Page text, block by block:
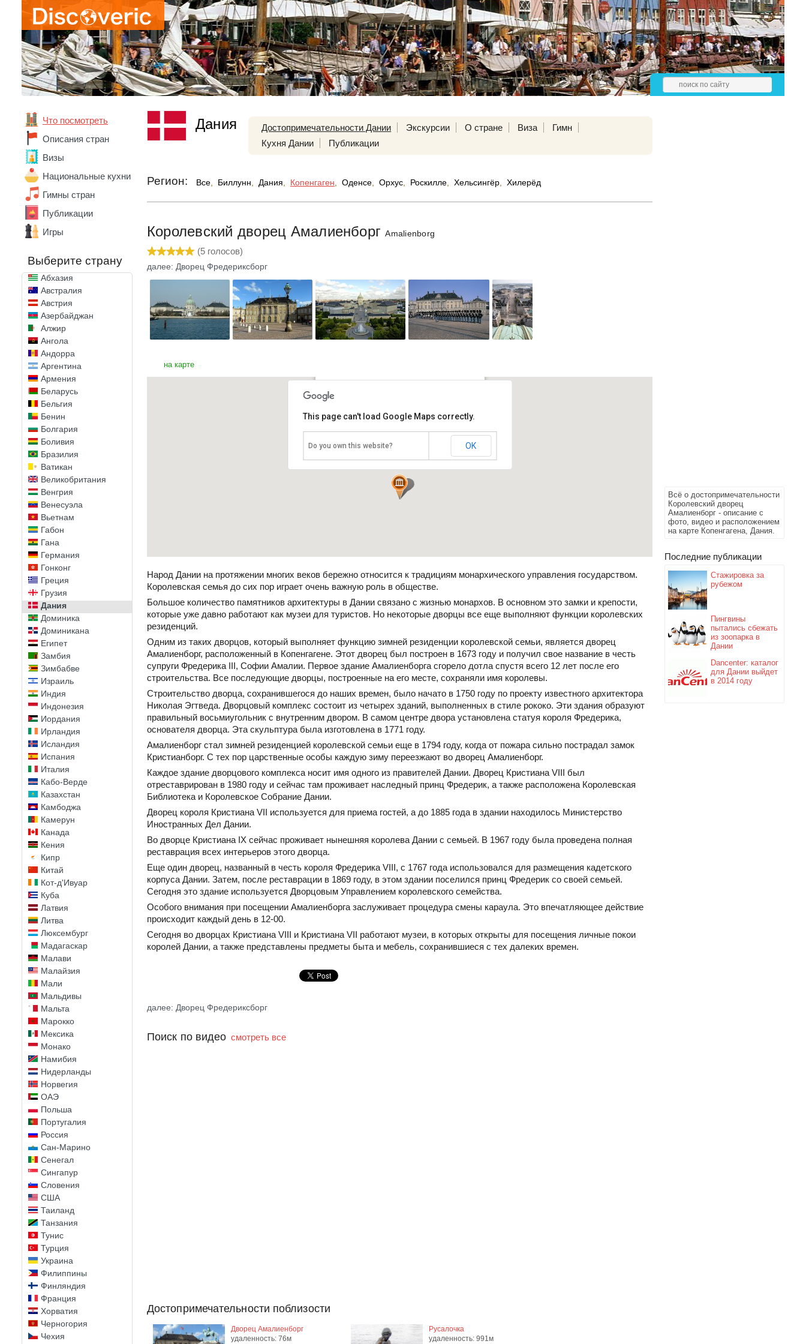
Что посмотреть
Описания стран
Визы
Национальные кухни
Гимны стран
Публикации
Игры
Выберите страну
Абхазия
Австралия
Австрия
Азербайджан
Алжир
Ангола
Андорра
Аргентина
Армения
Беларусь
Бельгия
Бенин
Болгария
Боливия
Бразилия
Ватикан
Великобритания
Венгрия
Венесуэла
Вьетнам
Габон
Гана
Германия
Гонконг
Греция
Грузия
Дания
Доминика
Доминикана
Египет
Замбия
Зимбабве
Израиль
Индия
Индонезия
Иордания
Ирландия
Исландия
Испания
Италия
Кабо-Верде
Казахстан
Камбоджа
Камерун
Канада
Кения
Кипр
Китай
Кот-д'Ивуар
Куба
Латвия
Литва
Люксембург
Мадагаскар
Малави
Малайзия
Мали
Мальдивы
Мальта
Марокко
Мексика
Монако
Намибия
Нидерланды
Норвегия
ОАЭ
Польша
Португалия
Россия
Сан-Марино
Сенегал
Сингапур
Словения
США
Таиланд
Танзания
Тунис
Турция
Украина
Филиппины
Финляндия
Франция
Хорватия
Черногория
Чехия
Всё о достопримечательности
Королевский дворец
Амалиенборг - описание с
фото, видео и расположением
на карте Копенгагена, Дания.
Последние публикации
Стажировка за
рубежом
Пингвины
пытались сбежать
из зоопарка в
Дании
Dancenter: каталог
для Дании выйдет
в 2014 году
Дания Достопримечательности Дании Экскурсии О стране Виза
Гимн
Кухня Дании
Публикации
Регион: Все Биллунн Дания Копенгаген Оденсе Орхус Роскилле Хельсингёр Хилерёд
Королевский дворец АмалиенборгAmalienborg
(5 голосов)
далее: Дворец Фредериксборг
на карте
Амалиенборг
This page can't load Google Maps correctly.
Do you own this website? OK
Народ Дании на протяжении многих веков бережно относится к традициям монархического управления государством.
Королевская семья до сих пор играет очень важную роль в обществе.
Большое количество памятников архитектуры в Дании связано с жизнью монархов. В основном это замки и крепости,
которые уже давно работают как музеи для туристов. Но некоторые дворцы все еще выполняют функции королевских
резиденций.
Одним из таких дворцов, который выполняет функцию зимней резиденции королевской семьи, является дворец
Амалиенборг, расположенный в Копенгагене. Этот дворец был построен в 1673 году и получил свое название в честь
супруги Фредерика III, Софии Амалии. Первое здание Амалиенборга сгорело дотла спустя всего 12 лет после его
строительства. Все последующие дворцы, построенные на его месте, сохраняли имя королевы.
Строительство дворца, сохранившегося до наших времен, было начато в 1750 году по проекту известного архитектора
Николая Эгтведа. Дворцовый комплекс состоит из четырех зданий, выполненных в стиле рококо. Эти здания образуют
правильный восьмиугольник с внутренним двором. В самом центре двора установлена статуя короля Фредерика,
основателя дворца. Эта скульптура была изготовлена в 1771 году.
Амалиенборг стал зимней резиденцией королевской семьи еще в 1794 году, когда от пожара сильно пострадал замок
Кристианборг. С тех пор царственные особы каждую зиму переезжают во дворец Амалиенборг.
Каждое здание дворцового комплекса носит имя одного из правителей Дании. Дворец Кристиана VIII был
отреставрирован в 1980 году и сейчас там проживает наследный принц Фредерик, а также расположена Королевская
Библиотека и Королевское Собрание Дании.
Дворец короля Кристиана VII используется для приема гостей, а до 1885 года в здании находилось Министерство
Иностранных Дел Дании.
Во дворце Кристиана IX сейчас проживает нынешняя королева Дании с семьей. В 1967 году была проведена полная
реставрация всех интерьеров этого дворца.
Еще один дворец, названный в честь короля Фредерика VIII, с 1767 года использовался для размещения кадетского
корпуса Дании. Затем, после реставрации в 1869 году, в этом здании поселился принц Фредерик со своей семьей.
Сегодня это здание используется Дворцовым Управлением королевского семейства.
Особого внимания при посещении Амалиенборга заслуживает процедура смены караула. Это впечатляющее действие
происходит каждый день в 12-00.
Сегодня во дворцах Кристиана VIII и Кристиана VII работают музеи, в которых открыты для посещения личные покои
королей Дании, а также представлены предметы быта и мебель, сохранившиеся с тех далеких времен.
далее: Дворец Фредериксборг
Поиск по видео смотреть все
Достопримечательности поблизости
Дворец Амалиенборг
удаленность: 76м
Русалочка
удаленность: 991м